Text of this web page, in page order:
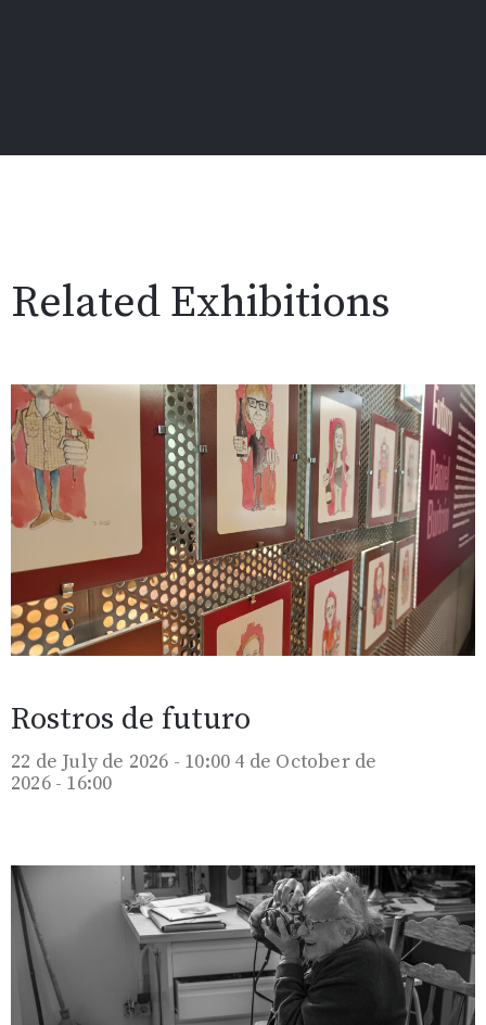
Related Exhibitions
Rostros de futuro
22 de July de 2026 - 10:00 4 de October de
2026 - 16:00